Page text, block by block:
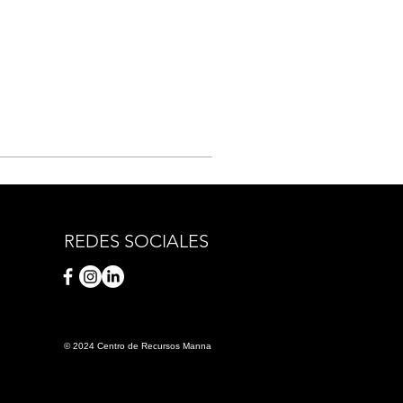
REDES SOCIALES
© 2024 Centro de Recursos Manna